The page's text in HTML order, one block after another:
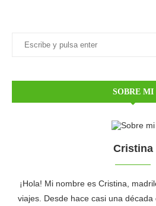
SOBRE MI
Cristina
¡Hola! Mi nombre es Cristina,
viajes. Desde hace casi una